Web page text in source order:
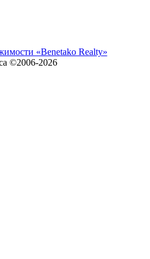
«Benetako Realty»
©2006-2026